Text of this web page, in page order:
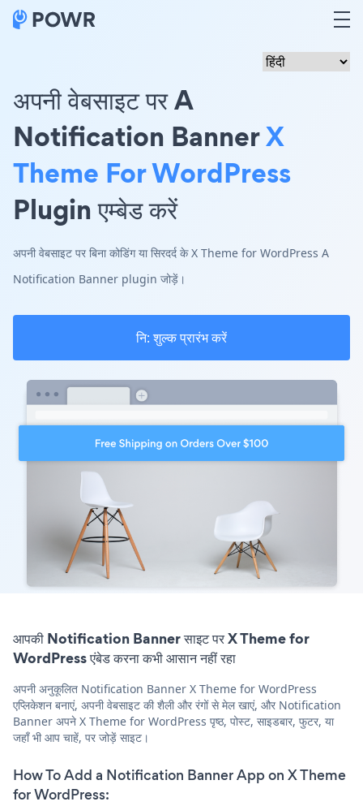
अपनी वेबसाइट पर A
Notification BannerX
Theme For WordPress
Plugin एम्बेड करें
अपनी वेबसाइट पर बिना कोडिंग या सिरदर्द के X Theme for WordPress A
Notification Banner plugin जोड़ें।
नि: शुल्क प्रारंभ करें
आपकी Notification Banner साइट पर X Theme for
WordPress एंबेड करना कभी आसान नहीं रहा
अपनी अनुकूलित Notification Banner X Theme for WordPress
एप्लिकेशन बनाएं, अपनी वेबसाइट की शैली और रंगों से मेल खाएं, और Notification
Banner अपने X Theme for WordPress पृष्ठ, पोस्ट, साइडबार, फुटर, या
जहाँ भी आप चाहें, पर जोड़ें साइट।
How To Add a Notification Banner App on X Theme
for WordPress: